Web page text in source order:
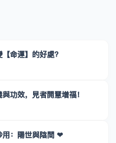
【命運】的好處?
功效，見者開慧增福！
用：陽世與陰間 ❤